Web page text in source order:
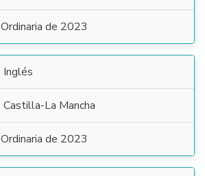
Ordinaria de 2023
Inglés
Castilla-La Mancha
Ordinaria de 2023